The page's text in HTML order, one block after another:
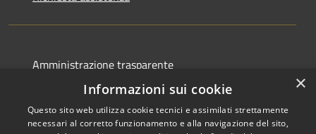
Amministrazione trasparente
Albo pretorio
Informativa privacy
×
Informazioni sui cookie
Questo sito web utilizza cookie tecnici e assimilati strettamente
necessari al corretto funzionamento e alla navigazione del sito,